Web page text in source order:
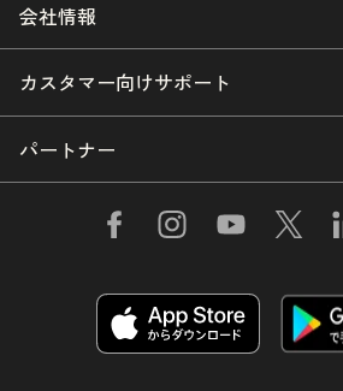
会社情報
カスタマー向けサポート
パートナー